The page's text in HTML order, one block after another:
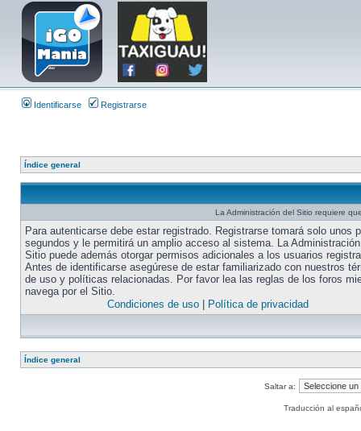
Identificarse Registrarse
Índice general
La Administración del Sitio requiere
Para autenticarse debe estar registrado. Registrarse tomará solo unos
segundos y le permitirá un amplio acceso al sistema. La
Sitio puede además otorgar permisos adicionales a los usuarios
Antes de identificarse asegúrese de estar familiarizado con nuestros
de uso y políticas relacionadas. Por favor lea las reglas de los foros
navega por el Sitio.
Condiciones de uso| Política de privacidad
Índice general
Saltar a:
Traducción al